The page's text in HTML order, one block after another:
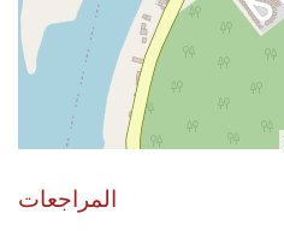
المراجعات